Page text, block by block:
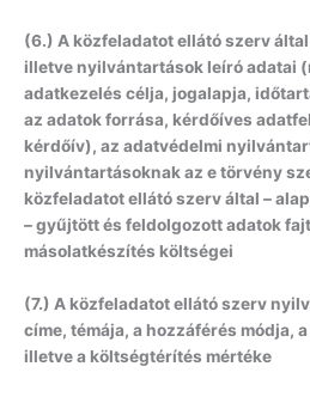
(6.) A közfeladatot ellátó szerv
illetve nyilvántartások leíró adatai
adatkezelés célja, jogalapja,
az adatok forrása, kérdőíves
kérdőív), az adatvédelmi
nyilvántartásoknak az e törvény
közfeladatot ellátó szerv által –
– gyűjtött és feldolgozott adatok
másolatkészítés költségei
(7.) A közfeladatot ellátó szerv
címe, témája, a hozzáférés módja,
illetve a költségtérítés mértéke